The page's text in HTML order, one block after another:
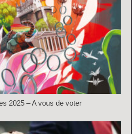
2025 – A vous de voter